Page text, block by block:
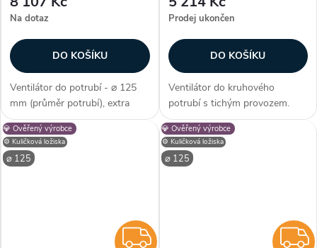
Na dotaz
DO KOŠÍKU
Ventilátor do potrubí - ⌀ 125
mm (průměr potrubí), extra
tiché izolované provedení, AC
motor, s časovým doběhem,
kuličková ložiska, průtok
vzduchu max. 320 m3/h, max.
Prodej ukončen
DO KOŠÍKU
Ventilátor do kruhového
potrubí s tichým provozem.
Dvouotáčkový AC motor s
dlouhou životností. Časový
doběh a kuličková ložiska. Krytí
IPX4. Průměr 125 mm. Průtok
⚙️ Kuličková ložiska
⌀ 125
💎 Ověřený výrobce
ZDARMA
⚙️ Kuličková ložiska
⌀ 125
💎 Ověřený výrobce